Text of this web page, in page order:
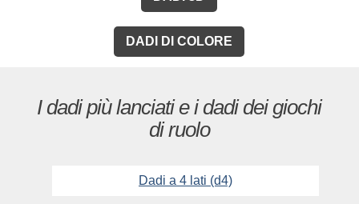
DADI DI COLORE
I dadi più lanciati e i dadi dei giochi
di ruolo
Dadi a 4 lati (d4)